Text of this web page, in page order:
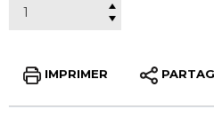
IMPRIMER